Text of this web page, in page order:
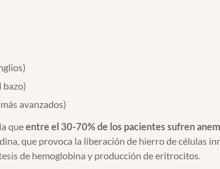
bazo)
avanzados)
queentre el 30-70% de los pacientes sufren
que provoca la liberación de hierro de células
de hemoglobina y producción de eritrocitos.